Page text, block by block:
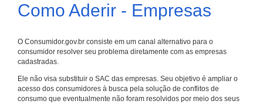
Como Aderir - Empresas
O Consumidor.gov.br consiste em um canal alternativo para o
consumidor resolver seu problema diretamente com as empresas
cadastradas.
Ele não visa substituir o SAC das empresas. Seu objetivo é ampliar o
acesso dos consumidores à busca pela solução de conflitos de
consumo que eventualmente não foram resolvidos por meio dos seus